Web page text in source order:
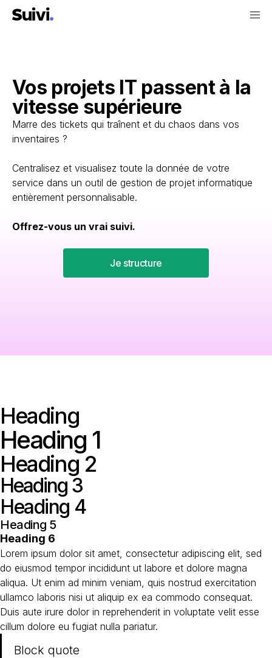
Vos projets IT passent à la
vitesse supérieure
Marre des tickets qui traînent et du chaos dans vos
inventaires ?
Centralisez et visualisez toute la donnée de votre
service dans un outil de gestion de projet informatique
entièrement personnalisable.
Offrez-vous un vrai suivi.
Je structure
Heading
Heading 1
Heading 2
Heading 3
Heading 4
Heading 5
Heading 6
Lorem ipsum dolor sit amet, consectetur adipiscing elit, sed
do eiusmod tempor incididunt ut labore et dolore magna
aliqua. Ut enim ad minim veniam, quis nostrud exercitation
ullamco laboris nisi ut aliquip ex ea commodo consequat.
Duis aute irure dolor in reprehenderit in voluptate velit esse
cillum dolore eu fugiat nulla pariatur.
Block quote